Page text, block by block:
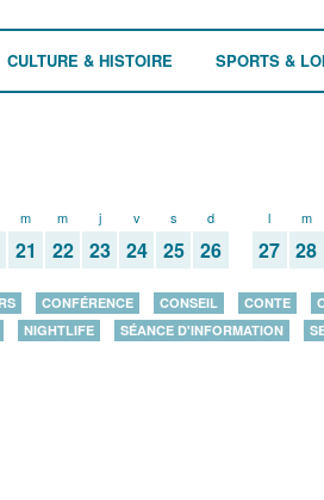
CULTURE & HISTOIRE SPORTS &
m
21
m
22
j
23
v
24
s
25
d
26
l
27
m
28
CONFÉRENCE CONSEIL CONTE
NIGHTLIFE SÉANCE D'INFORMATION